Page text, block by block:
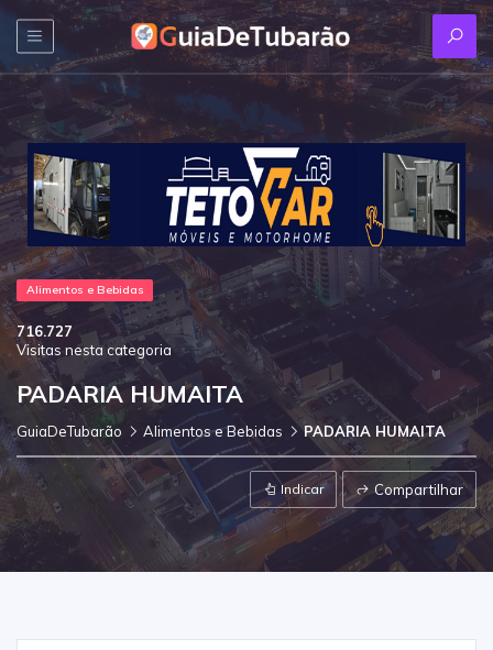
Alimentos e Bebidas
716.727
Visitas nesta categoria
PADARIA HUMAITA
GuiaDeTubarão Alimentos e Bebidas PADARIA HUMAITA
Indicar Compartilhar